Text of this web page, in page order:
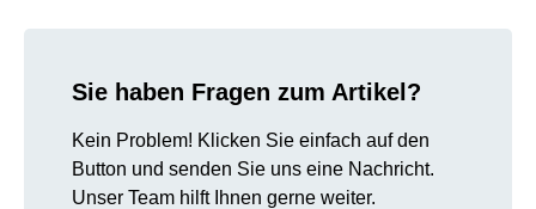
Sie haben Fragen zum Artikel?
Kein Problem! Klicken Sie einfach auf den
Button und senden Sie uns eine Nachricht.
Unser Team hilft Ihnen gerne weiter.